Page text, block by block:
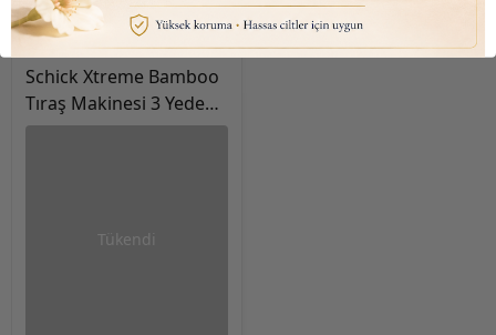
Tükendi
₺ 560.00
Schick Xtreme Bamboo
Tıraş Makinesi 3 Yedek
Bıçaklı
Tükendi